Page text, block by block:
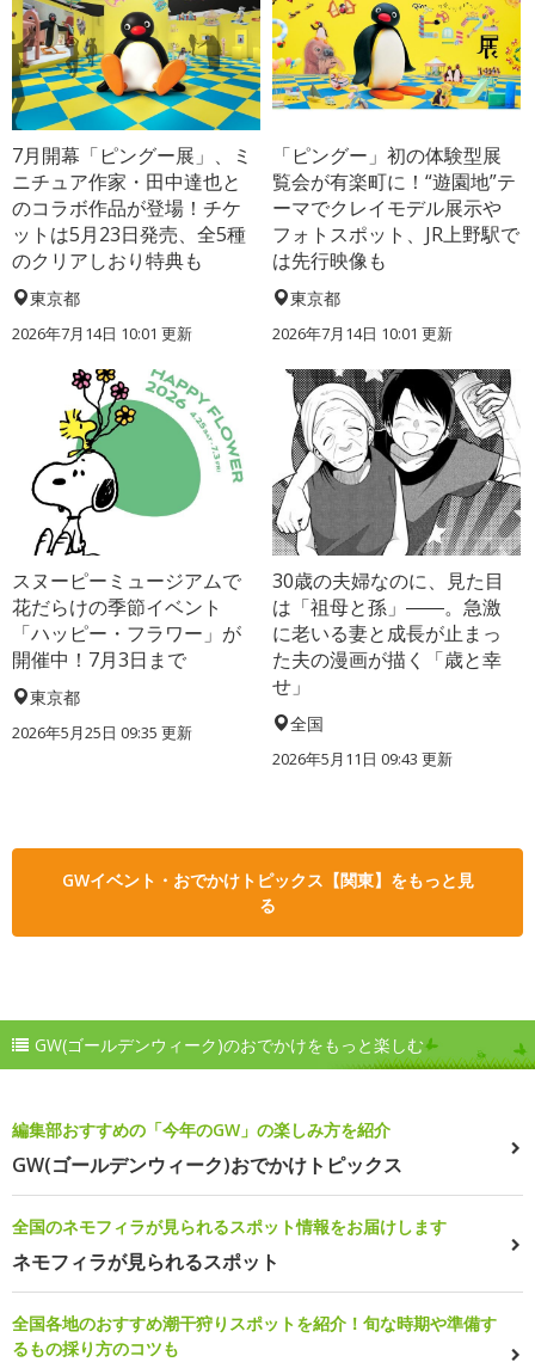
7月開幕「ピングー展」、ミ
ニチュア作家・田中達也と
のコラボ作品が登場！チケ
ットは5月23日発売、全5種
のクリアしおり特典も
東京都
2026年7月14日 10:01 更新
「ピングー」初の体験型展
覧会が有楽町に！“遊園地”テ
ーマでクレイモデル展示や
フォトスポット、JR上野駅で
は先行映像も
東京都
2026年7月14日 10:01 更新
スヌーピーミュージアムで
花だらけの季節イベント
「ハッピー・フラワー」が
開催中！7月3日まで
東京都
2026年5月25日 09:35 更新
30歳の夫婦なのに、見た目
は「祖母と孫」――。急激
に老いる妻と成長が止まっ
た夫の漫画が描く「歳と幸
せ」
全国
2026年5月11日 09:43 更新
GWイベント・おでかけトピックス【関東】をもっと見
る
GW(ゴールデンウィーク)のおでかけをもっと楽しむ
編集部おすすめの「今年のGW」の楽しみ方を紹介
GW(ゴールデンウィーク)おでかけトピックス
全国のネモフィラが見られるスポット情報をお届けします
ネモフィラが見られるスポット
全国各地のおすすめ潮干狩りスポットを紹介！旬な時期や準備す
るもの採り方のコツも